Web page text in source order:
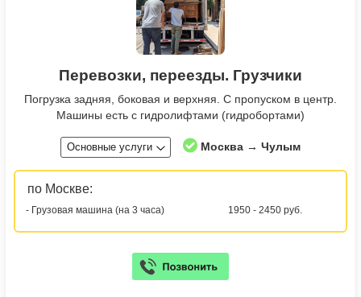
Перевозки, переезды. Грузчики
Погрузка задняя, боковая и верхняя. С пропуском в центр.
Машины есть с гидролифтами (гидробортами)
Основные услуги Москва → Чулым
по Москве:
- Грузовая машина (на 3 часа) 1950 - 2450 руб.